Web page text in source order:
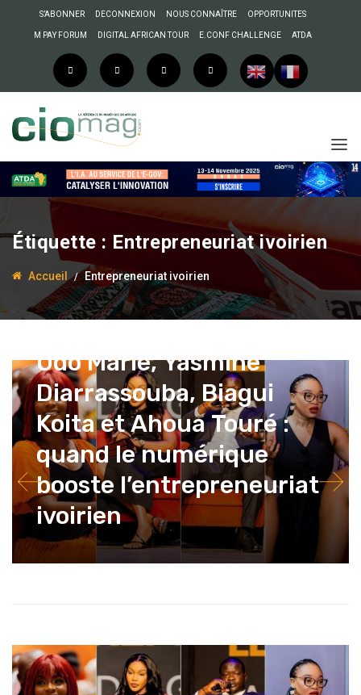
S’ABONNER DECONNEXION NOUS CONNAÎTRE OPPORTUNITES
M PAY FORUM DIGITAL AFRICAN TOUR E.CONF CHALLENGE ATDA
Étiquette : Entrepreneuriat ivoirien
Accueil Entrepreneuriat ivoirien
Odo Marie, Yasmine
Diarrassouba, Biagui
Koita et Ahoua Touré :
quand le numérique
booste l’entrepreneuriat
ivoirien